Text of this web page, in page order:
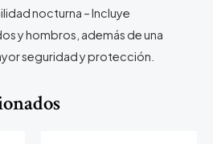
nocturna – Incluye
y hombros, además de una
seguridad y protección.